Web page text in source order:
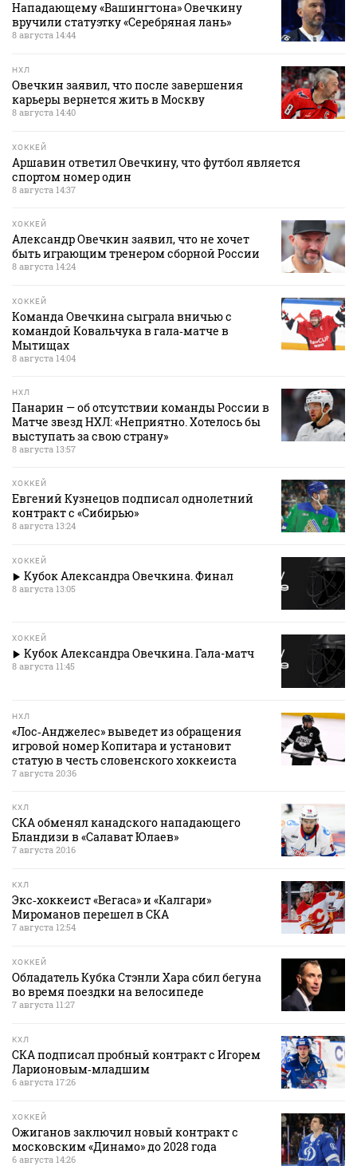
Нападающему «Вашингтона» Овечкину
вручили статуэтку «Серебряная лань»
8 августа 14:44
НХЛ
Овечкин заявил, что после завершения
карьеры вернется жить в Москву
8 августа 14:40
ХОККЕЙ
Аршавин ответил Овечкину, что футбол является
спортом номер один
8 августа 14:37
ХОККЕЙ
Александр Овечкин заявил, что не хочет
быть играющим тренером сборной России
8 августа 14:24
ХОККЕЙ
Команда Овечкина сыграла вничью с
командой Ковальчука в гала‑матче в
Мытищах
8 августа 14:04
НХЛ
Панарин — об отсутствии команды России в
Матче звезд НХЛ: «Неприятно. Хотелось бы
выступать за свою страну»
8 августа 13:57
ХОККЕЙ
Евгений Кузнецов подписал однолетний
контракт с «Сибирью»
8 августа 13:24
ХОККЕЙ
Кубок Александра Овечкина. Финал
8 августа 13:05
ХОККЕЙ
Кубок Александра Овечкина. Гала-матч
8 августа 11:45
НХЛ
«Лос‑Анджелес» выведет из обращения
игровой номер Копитара и установит
статую в честь словенского хоккеиста
7 августа 20:36
КХЛ
СКА обменял канадского нападающего
Бландизи в «Салават Юлаев»
7 августа 20:16
КХЛ
Экс‑хоккеист «Вегаса» и «Калгари»
Мироманов перешел в СКА
7 августа 12:54
ХОККЕЙ
Обладатель Кубка Стэнли Хара сбил бегуна
во время поездки на велосипеде
7 августа 11:27
КХЛ
СКА подписал пробный контракт с Игорем
Ларионовым‑младшим
6 августа 17:26
ХОККЕЙ
Ожиганов заключил новый контракт с
московским «Динамо» до 2028 года
6 августа 14:26